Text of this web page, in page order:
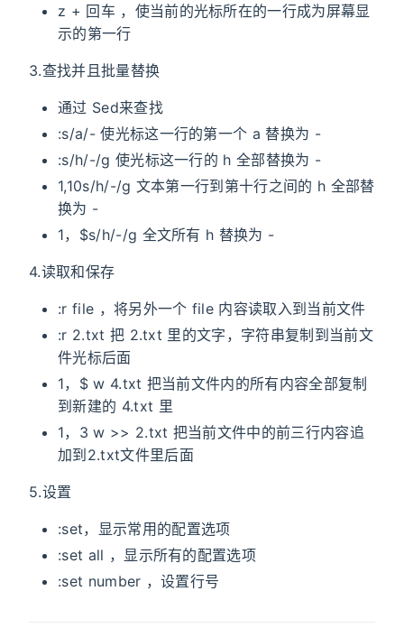
z + 回车 ，使当前的光标所在的一行成为屏幕显
示的第一行
3.查找并且批量替换
通过 Sed来查找
:s/a/- 使光标这一行的第一个 a 替换为 -
:s/h/-/g 使光标这一行的 h 全部替换为 -
1,10s/h/-/g 文本第一行到第十行之间的 h 全部替
换为 -
1，$s/h/-/g 全文所有 h 替换为 -
4.读取和保存
:r file ，将另外一个 file 内容读取入到当前文件
:r 2.txt 把 2.txt 里的文字，字符串复制到当前文
件光标后面
1，$ w 4.txt 把当前文件内的所有内容全部复制
到新建的 4.txt 里
1，3 w >> 2.txt 把当前文件中的前三行内容追
加到2.txt文件里后面
5.设置
:set，显示常用的配置选项
:set all ，显示所有的配置选项
:set number ，设置行号